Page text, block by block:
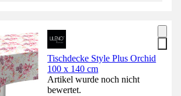
Tischdecke Style Plus Orchid
100 x 140 cm
Artikel wurde noch nicht
bewertet.